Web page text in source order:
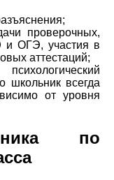
проверочных,
и ОГЭ, участия в
аттестаций;
школьник всегда
от уровня
по